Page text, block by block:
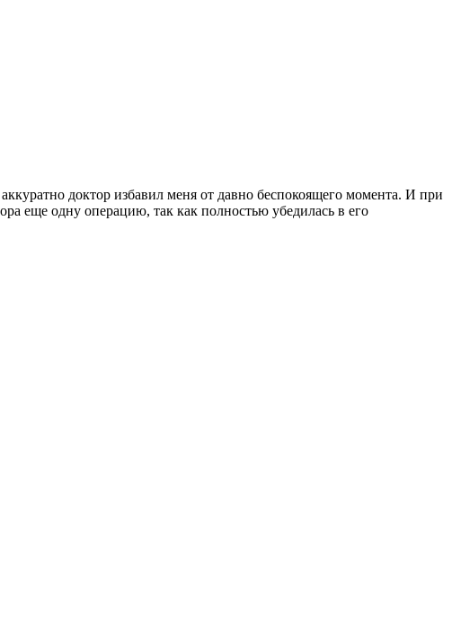
доктор избавил меня от давно беспокоящего момента. И при
еще одну операцию, так как полностью убедилась в его